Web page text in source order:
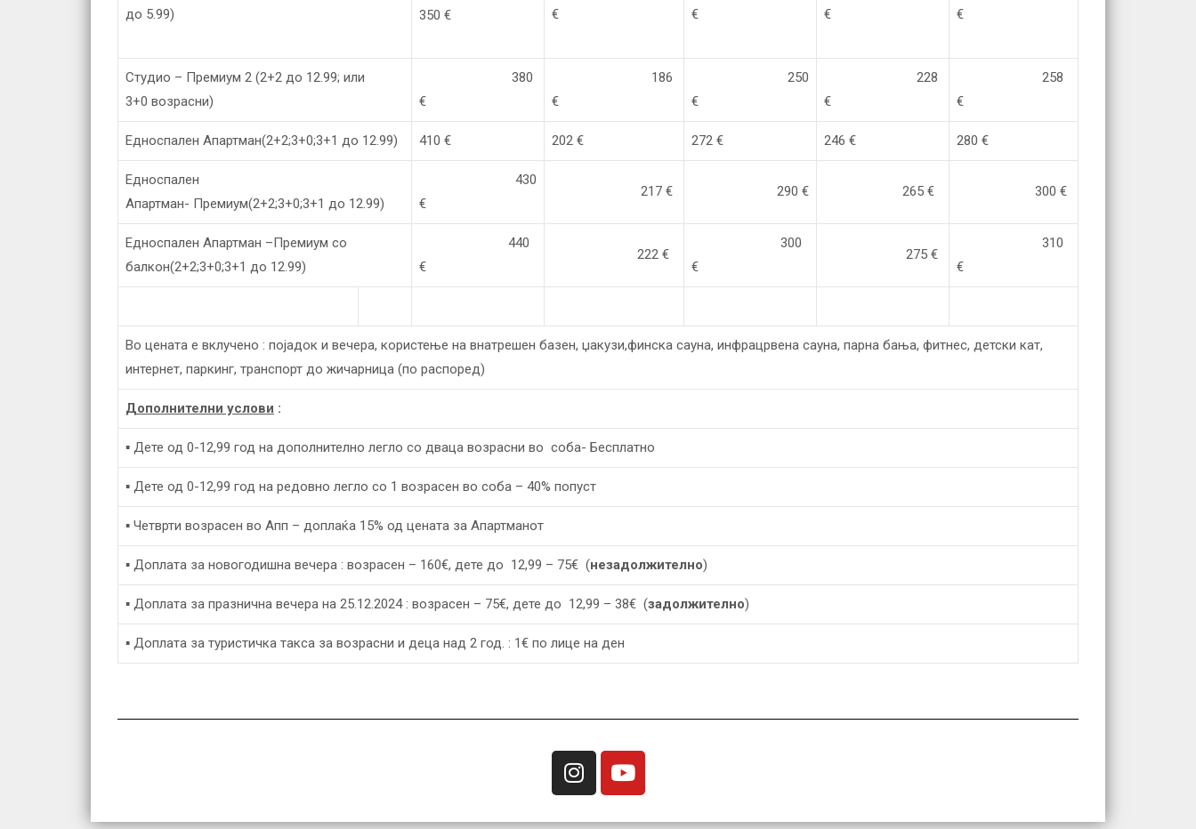
до 5.99)
350 €
€
€
€
€
Студио – Премиум 2 (2+2 до 12.99; или
3+0 возрасни)
380
€
186
€
250
€
228
€
258
€
Едноспален Апартман(2+2;3+0;3+1 до 12.99) 410 € 202 € 272 € 246 € 280 €
Едноспален
Апартман- Премиум(2+2;3+0;3+1 до 12.99)
430
€
217 € 290 € 265 € 300 €
Едноспален Апартман –Премиум со
балкон(2+2;3+0;3+1 до 12.99)
440
€
222 €
300
€
275 €
310
€
Во цената е вклучено : појадок и вечера, користење на внатрешен базен, џакузи,финска сауна, инфрацрвена сауна, парна бања, фитнес, детски кат,
интернет, паркинг, транспорт до жичарница (по распоред)
Дополнителни услови :
▪ Дете од 0-12,99 год на дополнително легло со дваца возрасни во соба- Бесплатно
▪ Дете од 0-12,99 год на редовно легло со 1 возрасен во соба – 40% попуст
▪ Четврти возрасен во Апп – доплаќа 15% од цената за Апартманот
▪ Доплата за новогодишна вечера : возрасен – 160€, дете до 12,99 – 75€ (незадолжително)
▪ Доплата за празнична вечера на 25.12.2024 : возрасен – 75€, дете до 12,99 – 38€ (задолжително)
▪ Доплата за туристичка такса за возрасни и деца над 2 год. : 1€ по лице на ден